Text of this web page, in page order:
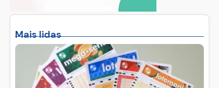
Mais lidas